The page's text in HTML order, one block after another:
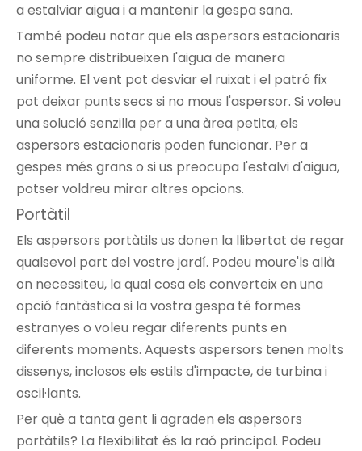
a estalviar aigua i a mantenir la gespa sana.
També podeu notar que els aspersors estacionaris
no sempre distribueixen l'aigua de manera
uniforme. El vent pot desviar el ruixat i el patró fix
pot deixar punts secs si no mous l'aspersor. Si voleu
una solució senzilla per a una àrea petita, els
aspersors estacionaris poden funcionar. Per a
gespes més grans o si us preocupa l'estalvi d'aigua,
potser voldreu mirar altres opcions.
Portàtil
Els aspersors portàtils us donen la llibertat de regar
qualsevol part del vostre jardí. Podeu moure'ls allà
on necessiteu, la qual cosa els converteix en una
opció fantàstica si la vostra gespa té formes
estranyes o voleu regar diferents punts en
diferents moments. Aquests aspersors tenen molts
dissenys, inclosos els estils d'impacte, de turbina i
oscil·lants.
Per què a tanta gent li agraden els aspersors
portàtils? La flexibilitat és la raó principal. Podeu